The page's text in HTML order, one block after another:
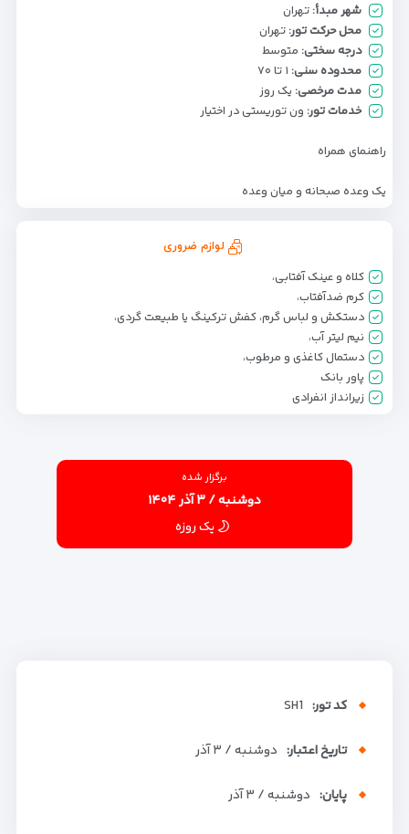
شهر مبدأ: تهران
محل حرکت تور: تهران
درجه سختی: متوسط
محدوده سنی: ۱ تا ۷۰
مدت مرخصی: یک روز
خدمات تور: ون توریستی در اختیار
راهنمای همراه
یک وعده صبحانه و میان وعده
لوازم ضروری
کلاه و عینک آفتابی،
کرم ضدآفتاب،
دستکش و لباس گرم، کفش ترکینگ یا طبیعت گردی،
نیم لیتر آب،
دستمال کاغذی و مرطوب،
پاور بانک
زیرانداز انفرادی
برگزار شده
دوشنبه / ۳ آذر ۱۴۰۴
یک روزه
کد تور: SH1
تاریخ اعتبار: دوشنبه / ۳ آذر
پایان: دوشنبه / ۳ آذر